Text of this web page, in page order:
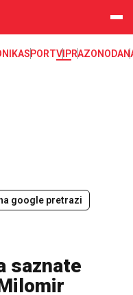
SPORTVIPRAZONODA
google pretrazi
saznate